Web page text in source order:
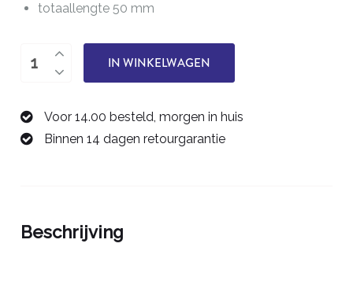
totaallengte 50 mm
éénsnijder,
vrijgeslepen
0068492E
aantal
IN WINKELWAGEN
Voor 14.00 besteld, morgen in huis
Binnen 14 dagen retourgarantie
Beschrijving